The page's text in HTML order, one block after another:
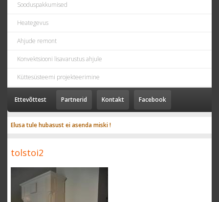
Sooduspakkumised
Heategevus
Ahjude remont
Konvektsiooni lisavarustus ahjule
Küttesüsteemi projekteerimine
Ettevõttest Partnerid Kontakt Facebook
Elusa tule hubasust ei asenda miski !
tolstoi2